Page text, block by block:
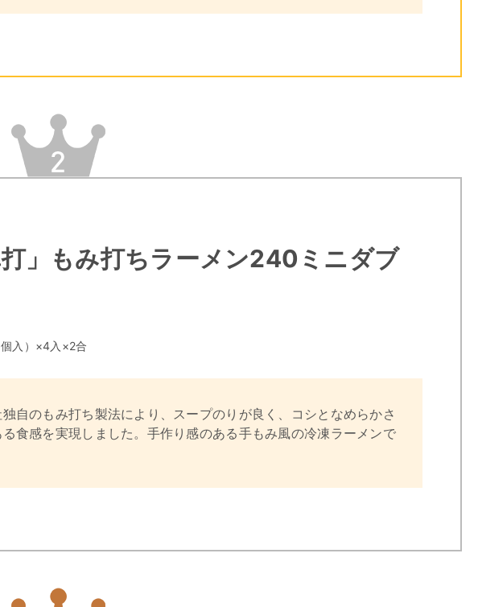
打」もみ打ちラーメン240ミニダブ
入）×4入×2合
独自のもみ打ち製法により、スープのりが良く、コシとなめらかさ
食感を実現しました。手作り感のある手もみ風の冷凍ラーメンで